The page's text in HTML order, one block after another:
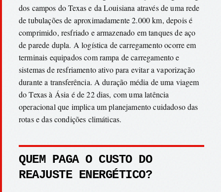
dos campos do Texas e da Louisiana através de uma rede
de tubulações de aproximadamente 2.000 km, depois é
comprimido, resfriado e armazenado em tanques de aço
de parede dupla. A logística de carregamento ocorre em
terminais equipados com rampa de carregamento e
sistemas de resfriamento ativo para evitar a vaporização
durante a transferência. A duração média de uma viagem
do Texas à Ásia é de 22 dias, com uma latência
operacional que implica um planejamento cuidadoso das
rotas e das condições climáticas.
QUEM PAGA O CUSTO DO
REAJUSTE ENERGÉTICO?